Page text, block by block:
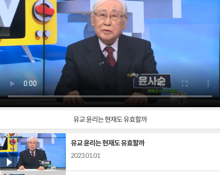
유교 윤리는 현재도 유효할까
유교 윤리는 현재도 유효할까
2023.01.01